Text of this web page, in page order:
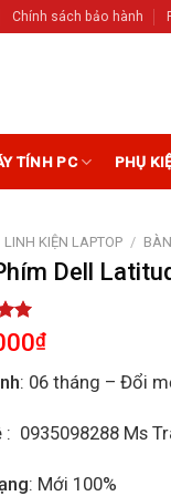
Chính sách bảo hành
TÍNH PC PHỤ
LINH KIỆN LAPTOP /
Dell
₫
: 06 tháng – Đổi
: 0935098288 Ms
: Mới 100%